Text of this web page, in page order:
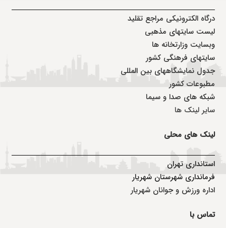
درگاه الکترونیکی مراجع تقلید
لیست سایتهای مذهبی
وبسایت وزارتخانه ها
سایتهای فرهنگی کشور
جدول نمایشگاههای بین المللی
مطبوعات کشور
شبکه های صدا و سیما
سایر لینک ها
لینک های محلی
استانداری تهران
فرمانداری شهرستان شهریار
اداره ورزش و جوانان شهریار
تماس با